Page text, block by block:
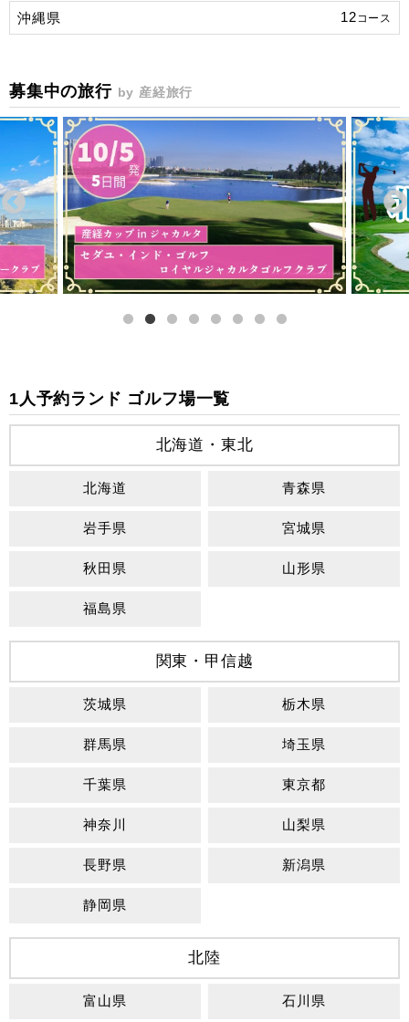
沖縄県 12コース
募集中の旅行 by 産経旅行
1人予約ランド ゴルフ場一覧
北海道・東北
北海道 青森県
岩手県 宮城県
秋田県 山形県
福島県
関東・甲信越
茨城県 栃木県
群馬県 埼玉県
千葉県 東京都
神奈川 山梨県
長野県 新潟県
静岡県
北陸
富山県 石川県